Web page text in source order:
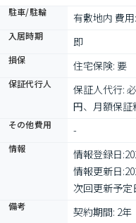
駐車/駐輪 有敷地内 費
入居時期 即
損保 住宅保険: 要
保証代行人
保証人代行:
円、月額保証
その他費用 -
情報 情報登録日:
情報更新日:
次回更新予定
備考 契約期間: 2年